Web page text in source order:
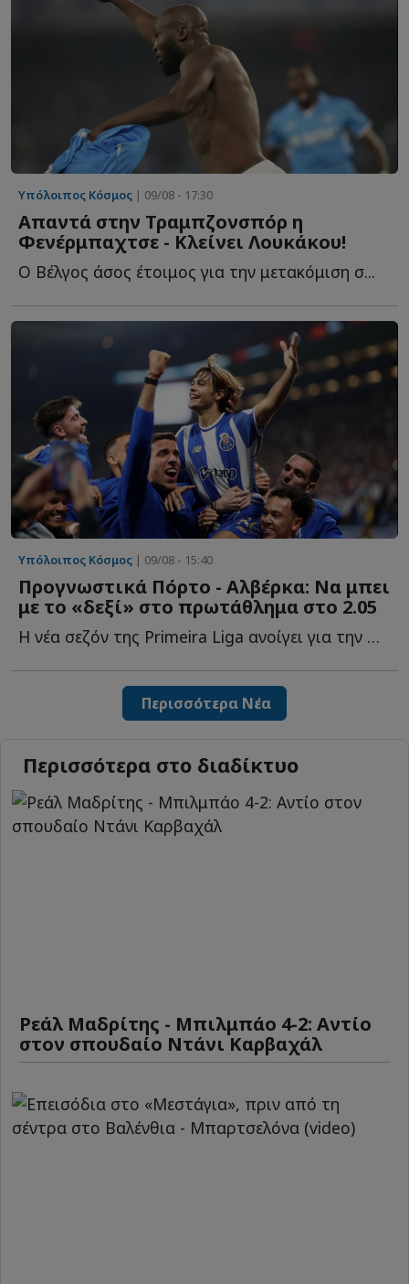
Υπόλοιπος Κόσμος | 09/08 - 17:30
Απαντά στην Τραμπζονσπόρ η
Φενέρμπαχτσε - Κλείνει Λουκάκου!
Ο Βέλγος άσος έτοιμος για την μετακόμιση σ...
Υπόλοιπος Κόσμος | 09/08 - 15:40
Προγνωστικά Πόρτο - Αλβέρκα: Να μπει
με το «δεξί» στο πρωτάθλημα στο 2.05
Η νέα σεζόν της Primeira Liga ανοίγει για την Πόρτο με εντός έ...
Περισσότερα Νέα
Περισσότερα στο διαδίκτυο
Ρεάλ Μαδρίτης - Μπιλμπάο 4-2: Αντίο
στον σπουδαίο Ντάνι Καρβαχάλ